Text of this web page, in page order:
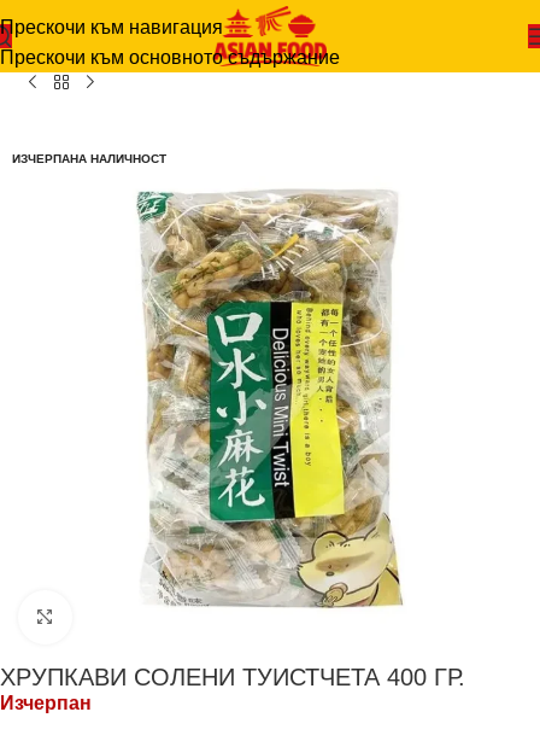
Прескочи към навигация
Прескочи към основното съдържание
И СЛАДКИ -ХРУПКАВИ СОЛЕНИ ТУИСТЧЕТА 400 ГР.
ИЗЧЕРПАНА НАЛИЧНОСТ
ХРУПКАВИ СОЛЕНИ ТУИСТЧЕТА 400 ГР.
Изчерпан